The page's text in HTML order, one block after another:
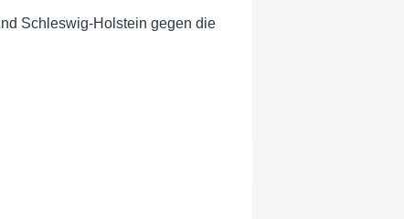
Schleswig-Holstein gegen die